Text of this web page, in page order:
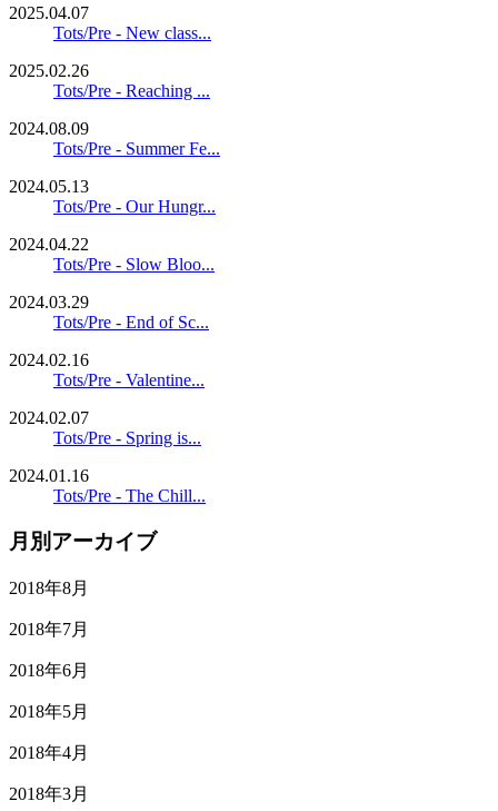
2025.04.07
Tots/Pre - New class...
2025.02.26
Tots/Pre - Reaching ...
2024.08.09
Tots/Pre - Summer Fe...
2024.05.13
Tots/Pre - Our Hungr...
2024.04.22
Tots/Pre - Slow Bloo...
2024.03.29
Tots/Pre - End of Sc...
2024.02.16
Tots/Pre - Valentine...
2024.02.07
Tots/Pre - Spring is...
2024.01.16
Tots/Pre - The Chill...
月別アーカイブ
2018年8月
2018年7月
2018年6月
2018年5月
2018年4月
2018年3月